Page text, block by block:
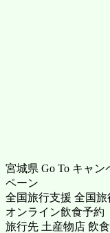
宮城県 Go To キャ
ペーン
全国旅行支援 全国
オンライン飲食予約
旅行先 土産物店 飲